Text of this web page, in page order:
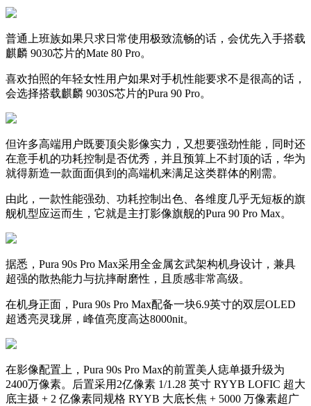
普通上班族如果只求日常使用极致流畅的话，会优先入手搭载
麒麟 9030芯片的Mate 80 Pro。
喜欢拍照的年轻女性用户如果对手机性能要求不是很高的话，
会选择搭载麒麟 9030S芯片的Pura 90 Pro。
但许多高端用户既要顶尖影像实力，又想要强劲性能，同时还
在意手机的功耗控制是否优秀，并且预算上不封顶的话，华为
就得新造一款面面俱到的高端机来满足这类群体的刚需。
由此，一款性能强劲、功耗控制出色、各维度几乎无短板的旗
舰机型应运而生，它就是主打影像旗舰的Pura 90 Pro Max。
据悉，Pura 90s Pro Max采用全金属玄武架构机身设计，兼具
超强的散热能力与抗摔耐磨性，且质感非常高级。
在机身正面，Pura 90s Pro Max配备一块6.9英寸的双层OLED
超透亮灵珑屏，峰值亮度高达8000nit。
在影像配置上，Pura 90s Pro Max的前置美人痣单摄升级为
2400万像素。后置采用2亿像素 1/1.28 英寸 RYYB LOFIC 超大
底主摄 + 2 亿像素同规格 RYYB 大底长焦 + 5000 万像素超广